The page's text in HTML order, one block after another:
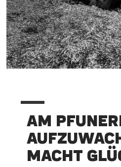
AM
MACHT